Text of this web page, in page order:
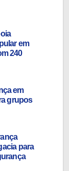
em
240
em
grupos
para